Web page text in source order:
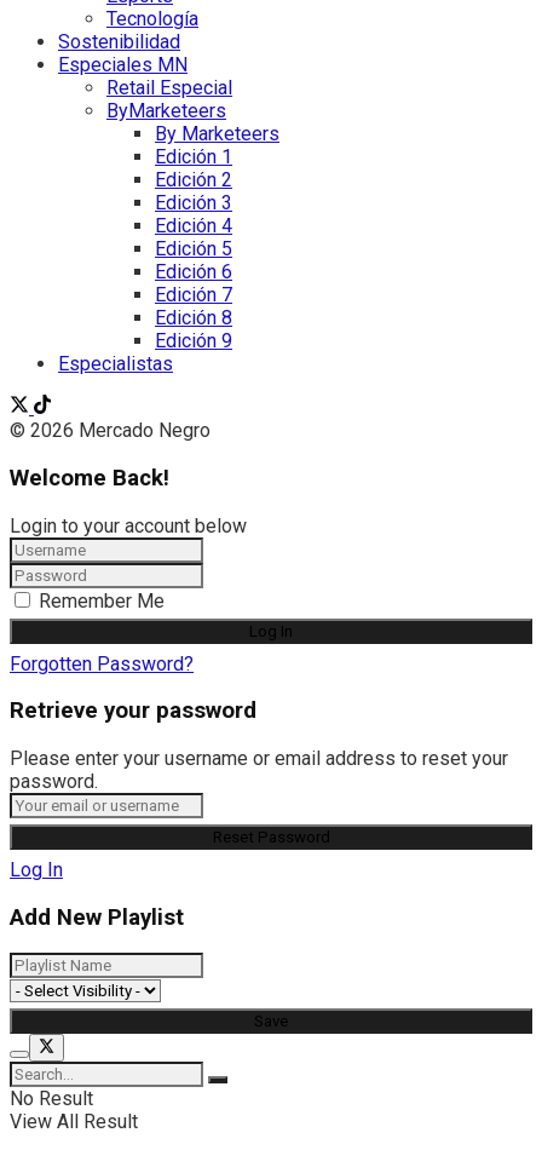
Tecnología
Sostenibilidad
Especiales MN
Retail Especial
ByMarketeers
By Marketeers
Edición 1
Edición 2
Edición 3
Edición 4
Edición 5
Edición 6
Edición 7
Edición 8
Edición 9
Especialistas
© 2026 Mercado Negro
Welcome Back!
Login to your account below
Remember Me
Forgotten Password?
Retrieve your password
Please enter your username or email address to reset your
password.
Log In
Add New Playlist
No Result
View All Result